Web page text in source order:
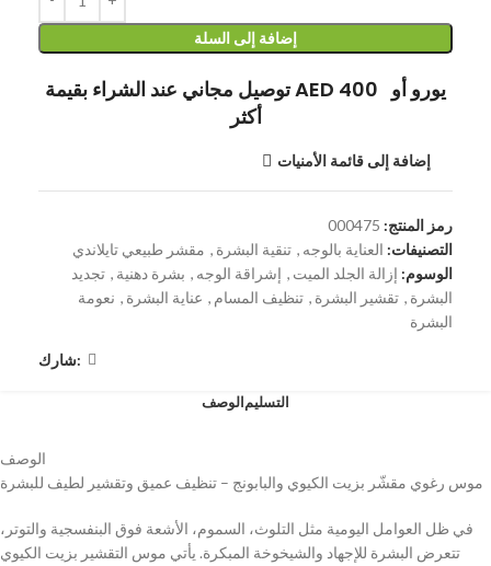
إضافة إلى السلة
توصيل مجاني عند الشراء بقيمة AED 400 يورو أو
أكثر
إضافة إلى قائمة الأمنيات
رمز المنتج: 000475
التصنيفات: العناية بالوجه , تنقية البشرة , مقشر طبيعي تايلاندي
الوسوم: إزالة الجلد الميت , إشراقة الوجه , بشرة دهنية , تجديد
البشرة , تقشير البشرة , تنظيف المسام , عناية البشرة , نعومة
البشرة
شارك:
الوصفالتسليم
الوصف
موس رغوي مقشّر بزيت الكيوي والبابونج – تنظيف عميق وتقشير لطيف للبشرة
في ظل العوامل اليومية مثل التلوث، السموم، الأشعة فوق البنفسجية والتوتر،
تتعرض البشرة للإجهاد والشيخوخة المبكرة. يأتي موس التقشير بزيت الكيوي